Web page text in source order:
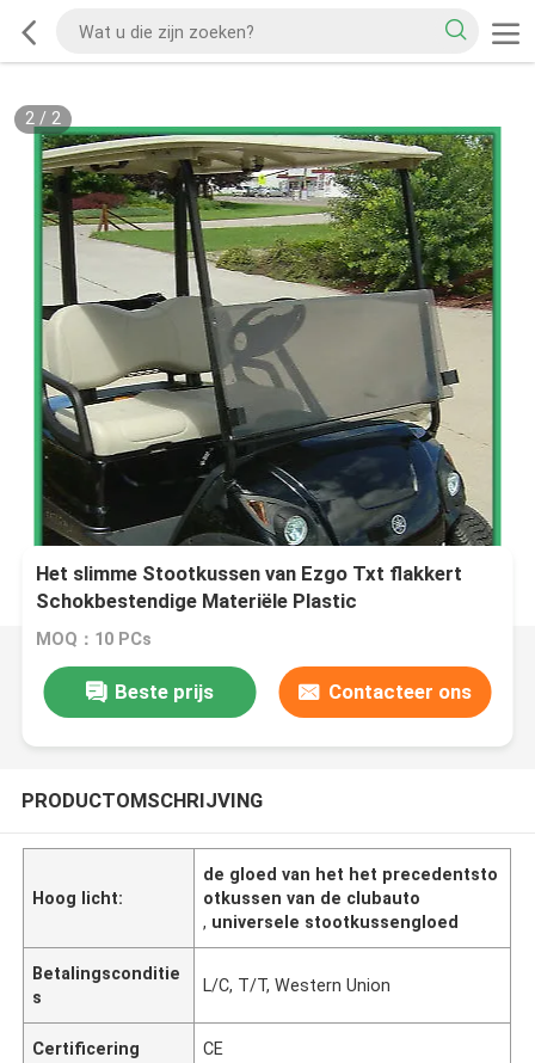
2/ 2
Het slimme Stootkussen van Ezgo Txt flakkert
Schokbestendige Materiële Plastic
Injectieverwerking
MOQ：10 PCs
Beste prijs Contacteer ons
PRODUCTOMSCHRIJVING
Hoog licht:
de gloed van het het precedentsto
otkussen van de clubauto
, universele stootkussengloed
Betalingsconditie
s
L/C, T/T, Western Union
Certificering CE